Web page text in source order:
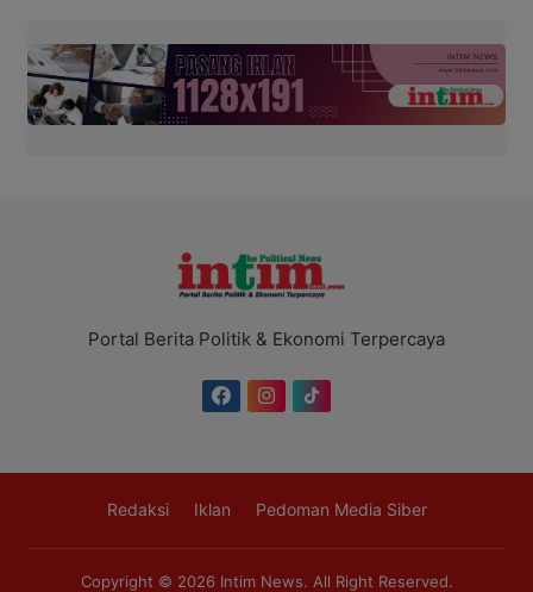
Portal Berita Politik & Ekonomi Terpercaya
Redaksi Iklan Pedoman Media Siber
Copyright © 2026 Intim News. All Right Reserved.